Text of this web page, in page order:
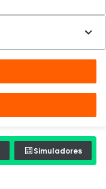
Simuladores